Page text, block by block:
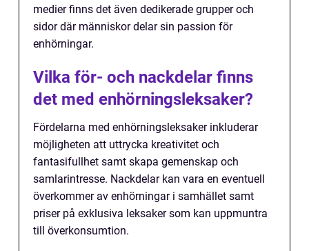
medier finns det även dedikerade grupper och
sidor där människor delar sin passion för
enhörningar.
Vilka för- och nackdelar finns
det med enhörningsleksaker?
Fördelarna med enhörningsleksaker inkluderar
möjligheten att uttrycka kreativitet och
fantasifullhet samt skapa gemenskap och
samlarintresse. Nackdelar kan vara en eventuell
överkommer av enhörningar i samhället samt
priser på exklusiva leksaker som kan uppmuntra
till överkonsumtion.